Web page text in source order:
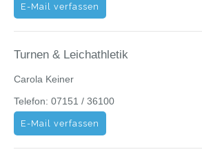
E-Mail verfassen
Turnen & Leichathletik
Carola Keiner
Telefon: 07151 / 36100
E-Mail verfassen